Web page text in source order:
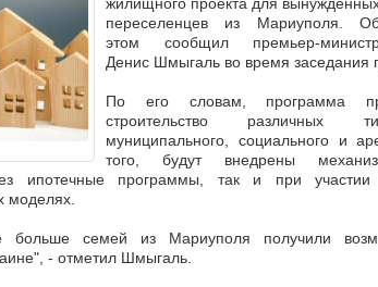
жилищного проекта для
переселенцев из Мариуполя.
этом сообщил премьер-
Денис Шмыгаль во время заседания
По его словам, программа
строительство различных
муниципального, социального и
того, будут внедрены
ипотечные программы, так и при участии
моделях.
семей из Мариуполя получили
- отметил Шмыгаль.